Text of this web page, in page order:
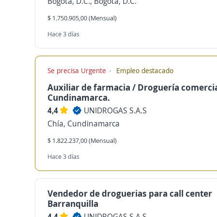
$ 1.750.905,00 (Mensual)
Hace 3 días
Se precisa Urgente Empleo destacado
Auxiliar de farmacia / Droguería
Cundinamarca.
4,4
UNIDROGAS S.A.S
Chía, Cundinamarca
$ 1.822.237,00 (Mensual)
Hace 3 días
Vendedor de droguerias para call center
Barranquilla